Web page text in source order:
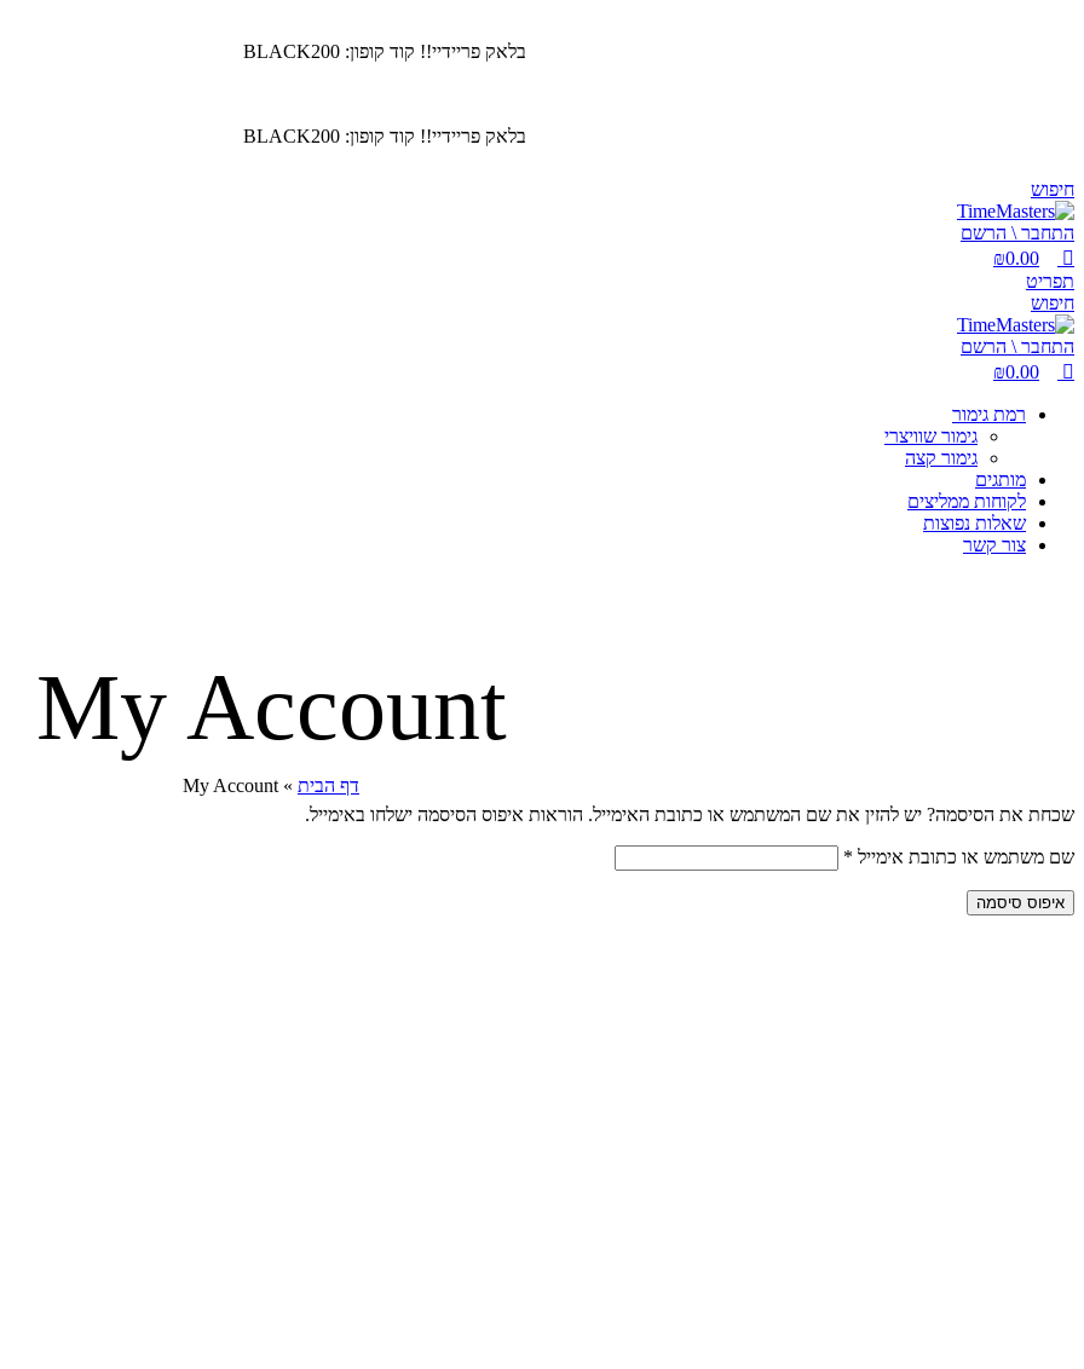
בלאק פריידיי!! קוד קופון: BLACK200
בלאק פריידיי!! קוד קופון: BLACK200
חיפוש
התחבר \ הרשם
₪0.00
תפריט
חיפוש
התחבר \ הרשם
₪0.00
רמת גימור
גימור שוויצרי
גימור קצה
מותגים
לקוחות ממליצים
שאלות נפוצות
צור קשר
My Account
דף הבית »
My Account
שכחת את הסיסמה? יש להזין את שם המשתמש או כתובת האימייל. הוראות איפוס הסיסמה ישלחו באימייל.
שם משתמש או כתובת אימייל *
איפוס סיסמה